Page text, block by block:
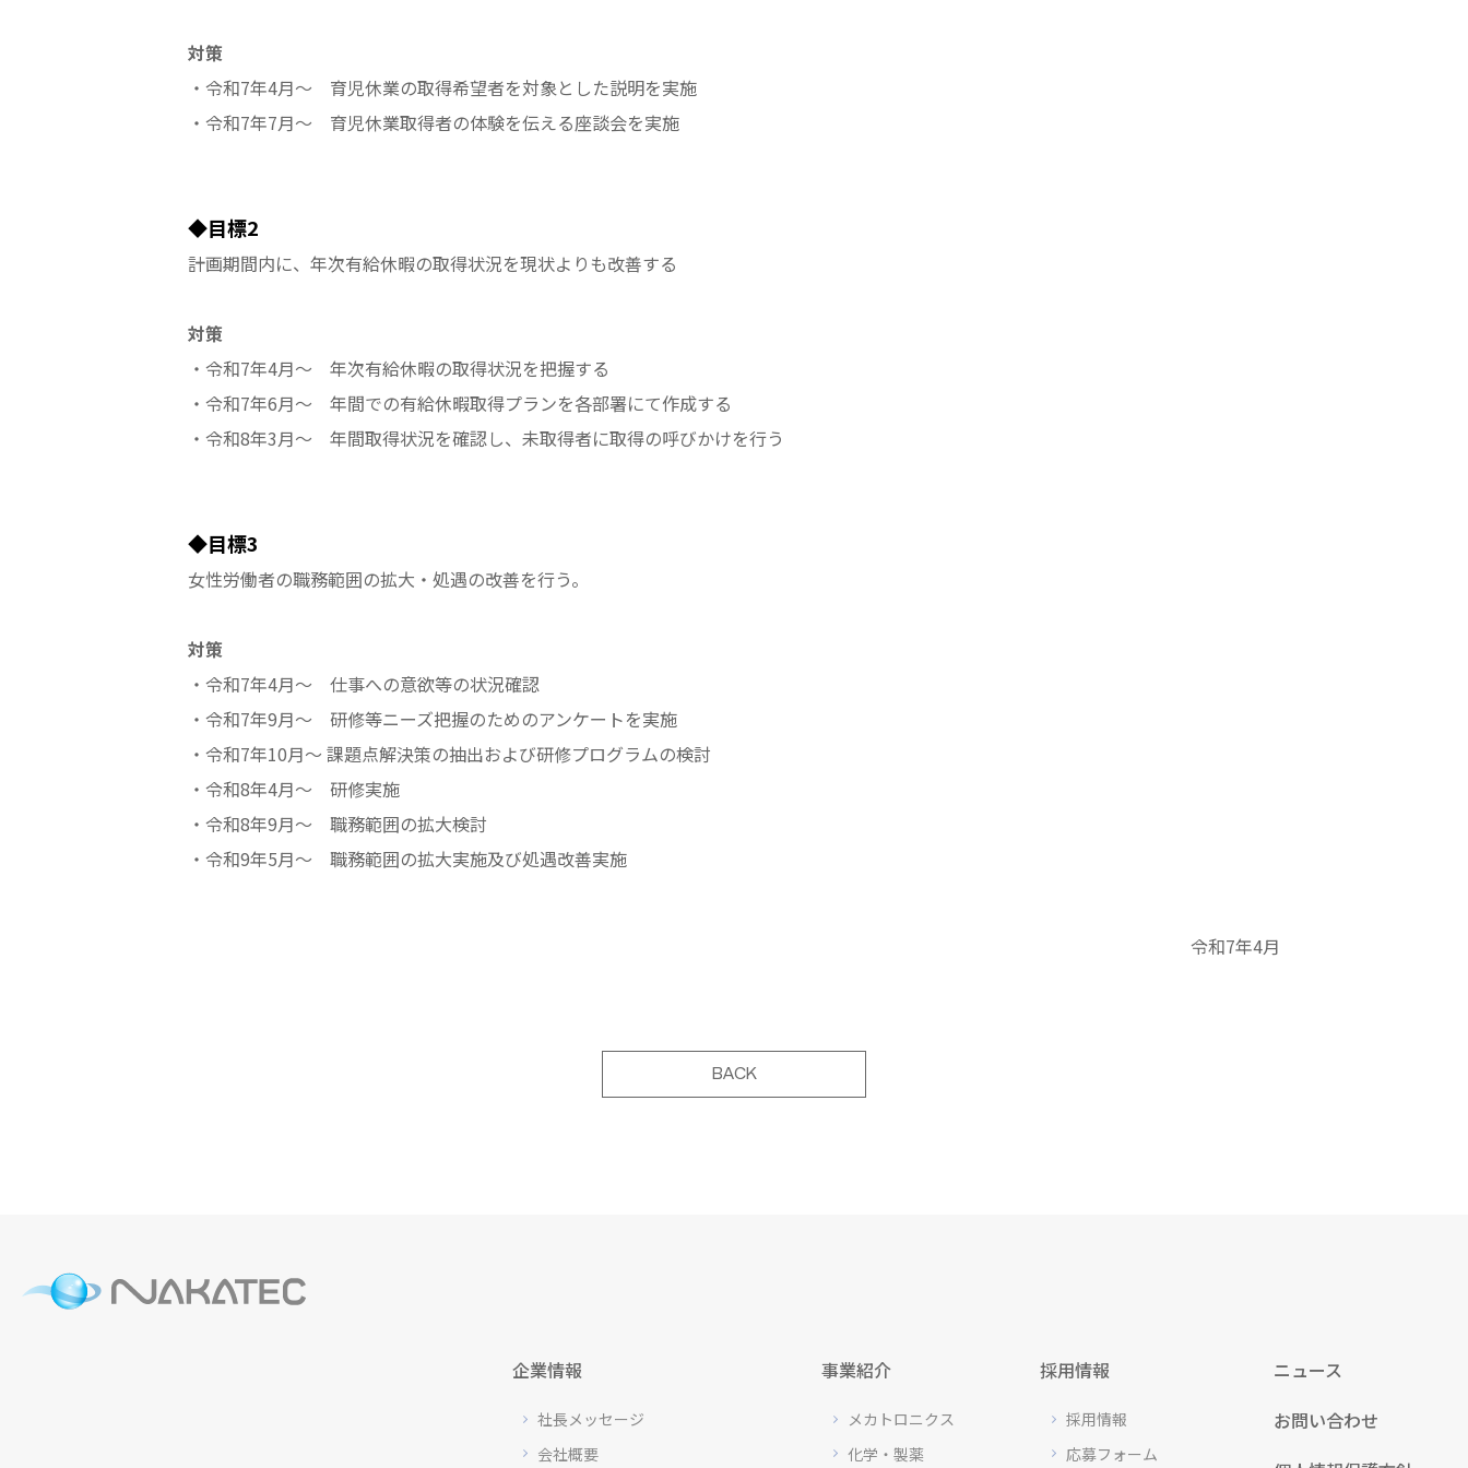
対策
・令和7年4月～ 育児休業の取得希望者を対象とした説明を実施
・令和7年7月～ 育児休業取得者の体験を伝える座談会を実施
◆目標2
計画期間内に、年次有給休暇の取得状況を現状よりも改善する
対策
・令和7年4月～ 年次有給休暇の取得状況を把握する
・令和7年6月～ 年間での有給休暇取得プランを各部署にて作成する
・令和8年3月～ 年間取得状況を確認し、未取得者に取得の呼びかけを行う
◆目標3
女性労働者の職務範囲の拡大・処遇の改善を行う。
対策
・令和7年4月～ 仕事への意欲等の状況確認
・令和7年9月～ 研修等ニーズ把握のためのアンケートを実施
・令和7年10月～ 課題点解決策の抽出および研修プログラムの検討
・令和8年4月～ 研修実施
・令和8年9月～ 職務範囲の拡大検討
・令和9年5月～ 職務範囲の拡大実施及び処遇改善実施
令和7年4月
BACK
企業情報
社長メッセージ
会社概要
事業紹介
メカトロニクス
化学・製薬
採用情報
採用情報
応募フォーム
ニュース
お問い合わせ